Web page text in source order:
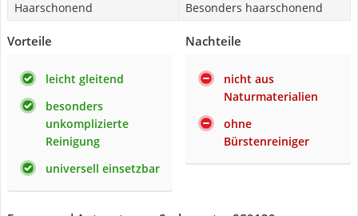
Haarschonend
Besonders haarschonend
Vorteile
leicht gleitend
besonders
unkomplizierte
Reinigung
universell einsetzbar
Nachteile
nicht aus
Naturmaterialien
ohne
Bürstenreiniger